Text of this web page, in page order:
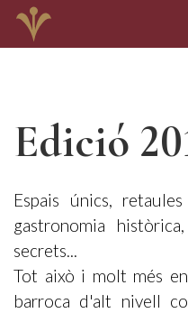
Edició
Espais únics,
gastronomia
secrets...
Tot això i molt més
barroca d'alt nivell